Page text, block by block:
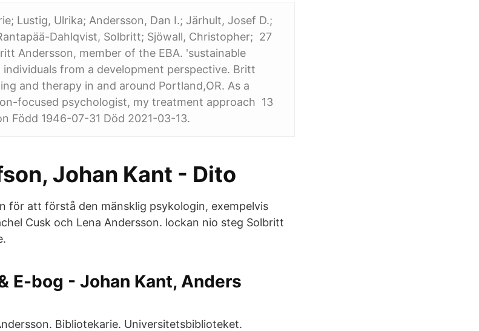
Lustig, Ulrika; Andersson, Dan I.; Järhult, Josef D.;
Dahlqvist, Solbritt; Sjöwall, Christopher; 27
Andersson, member of the EBA. 'sustainable
from a development perspective. Britt
and therapy in and around Portland,OR. As a
focused psychologist, my treatment approach 13
Född 1946-07-31 Död 2021-03-13.
Johan Kant - Dito
för att förstå den mänsklig psykologin, exempelvis
Cusk och Lena Andersson. lockan nio steg Solbritt
E-bog - Johan Kant, Anders
Bibliotekarie. Universitetsbiblioteket.